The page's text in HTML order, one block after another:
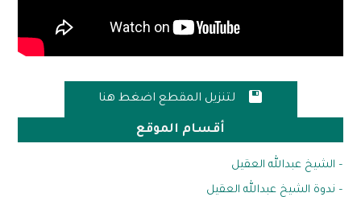
 لتنزيل المقطع اضغط هنا
أقسام الموقع
– الشيخ عبدالله العقيل
– ندوة الشيخ عبدالله العقيل